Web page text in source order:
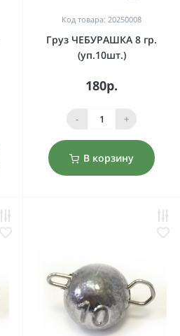
Код товара: 20250008
Груз ЧЕБУРАШКА 8 гр.
(уп.10шт.)
180р.
- +
В корзину